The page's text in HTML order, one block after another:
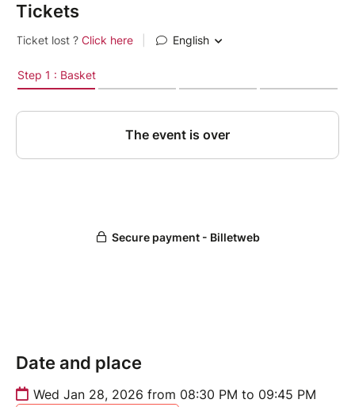
Tickets
Date and place
Wed Jan 28, 2026 from 08:30 PM to 09:45 PM